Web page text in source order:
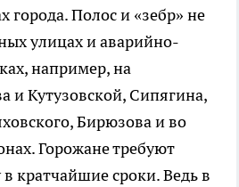
города. Полос и «зебр» не
улицах и аварийно-
например, на
и Кутузовской, Сипягина,
Бирюзова и во
Горожане требуют
кратчайшие сроки. Ведь в